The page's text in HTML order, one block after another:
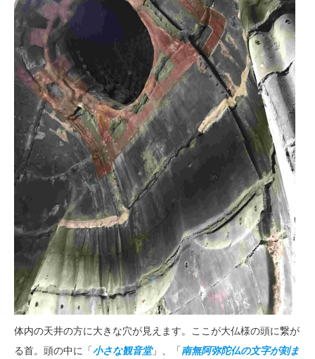
体内の天井の方に大きな穴が見えます。ここが大仏様の頭に繋が
る首。頭の中に「小さな観音堂」、「南無阿弥陀仏の文字が刻ま